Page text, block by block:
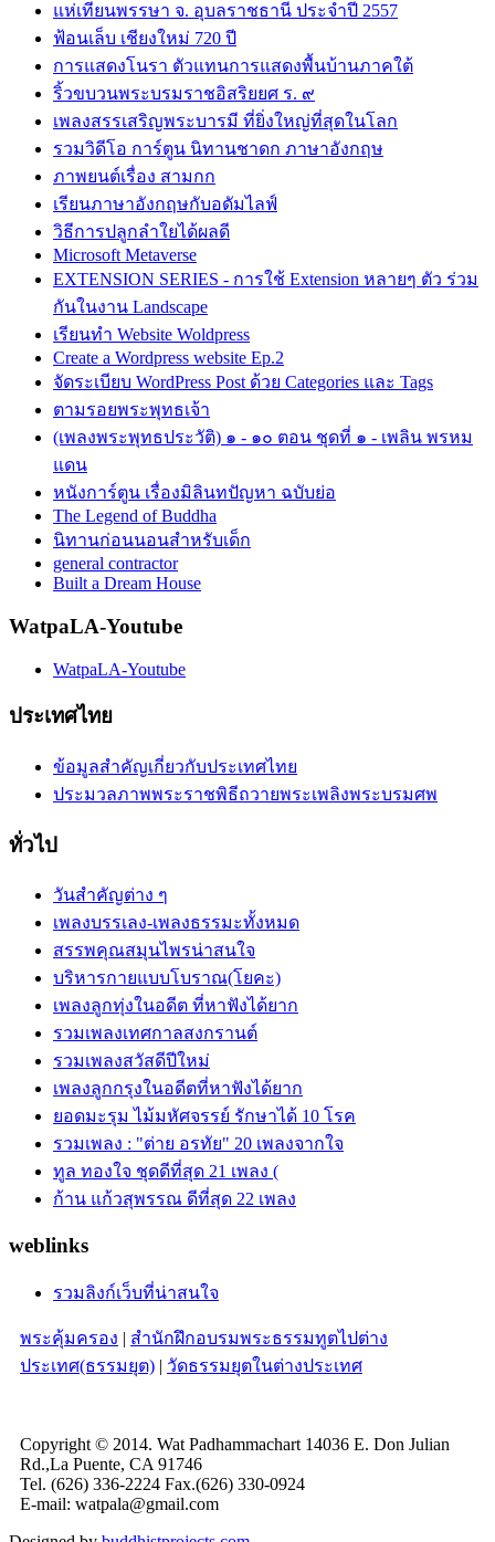
แห่เทียนพรรษา จ. อุบลราชธานี ประจำปี 2557
ฟ้อนเล็บ เชียงใหม่ 720 ปี
การแสดงโนรา ตัวแทนการแสดงพื้นบ้านภาคใต้
ริ้วขบวนพระบรมราชอิสริยยศ ร. ๙
เพลงสรรเสริญพระบารมี ที่ยิ่งใหญ่ที่สุดในโลก
รวมวิดีโอ การ์ตูน นิทานชาดก ภาษาอังกฤษ
ภาพยนต์เรื่อง สามกก
เรียนภาษาอังกฤษกับอดัมไลฟ์
วิธีการปลูกลำใยได้ผลดี
Microsoft Metaverse
EXTENSION SERIES - การใช้ Extension หลายๆ ตัว ร่วม
กันในงาน Landscape
เรียนทำ Website Woldpress
Create a Wordpress website Ep.2
จัดระเบียบ WordPress Post ด้วย Categories และ Tags
ตามรอยพระพุทธเจ้า
(เพลงพระพุทธประวัติ) ๑ - ๑๐ ตอน ชุดที่ ๑ - เพลิน พรหม
แดน
หนังการ์ตูน เรื่องมิลินทปัญหา ฉบับย่อ
The Legend of Buddha
นิทานก่อนนอนสำหรับเด็ก
general contractor
Built a Dream House
WatpaLA-Youtube
WatpaLA-Youtube
ประเทศไทย
ข้อมูลสำคัญเกี่ยวกับประเทศไทย
ประมวลภาพพระราชพิธีถวายพระเพลิงพระบรมศพ
ทั่วไป
วันสำคัญต่าง ๆ
เพลงบรรเลง-เพลงธรรมะทั้งหมด
สรรพคุณสมุนไพรน่าสนใจ
บริหารกายแบบโบราณ(โยคะ)
เพลงลูกทุ่งในอดีต ที่หาฟังได้ยาก
รวมเพลงเทศกาลสงกรานต์
รวมเพลงสวัสดีปีใหม่
เพลงลูกกรุงในอดีตที่หาฟังได้ยาก
ยอดมะรุม ไม้มหัศจรรย์ รักษาได้ 10 โรค
รวมเพลง : "ต่าย อรทัย" 20 เพลงจากใจ
ทูล ทองใจ ชุดดีที่สุด 21 เพลง (
ก้าน แก้วสุพรรณ ดีที่สุด 22 เพลง
weblinks
รวมลิงก์เว็บที่น่าสนใจ
พระคุ้มครอง | สำนักฝึกอบรมพระธรรมทูตไปต่าง
ประเทศ(ธรรมยุต) | วัดธรรมยุตในต่างประเทศ
Copyright © 2014. Wat Padhammachart 14036 E. Don Julian
Rd.,La Puente, CA 91746
Tel. (626) 336-2224 Fax.(626) 330-0924
E-mail: watpala@gmail.com